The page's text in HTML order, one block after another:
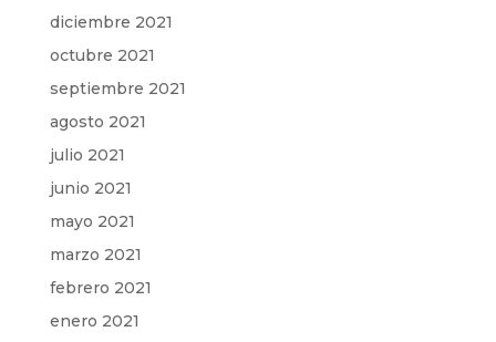
diciembre 2021
octubre 2021
septiembre 2021
agosto 2021
julio 2021
junio 2021
mayo 2021
marzo 2021
febrero 2021
enero 2021